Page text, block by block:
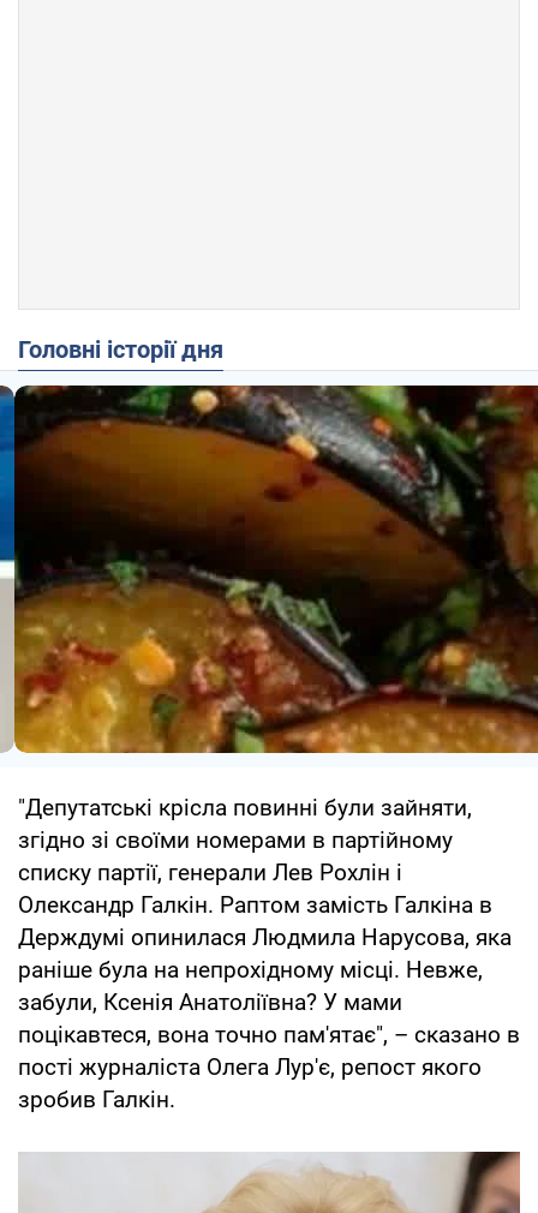
Головні історії дня
"Депутатські крісла повинні були зайняти,
згідно зі своїми номерами в партійному
списку партії, генерали Лев Рохлін і
Олександр Галкін. Раптом замість Галкіна в
Держдумі опинилася Людмила Нарусова, яка
раніше була на непрохідному місці. Невже,
забули, Ксенія Анатоліївна? У мами
поцікавтеся, вона точно пам'ятає", – сказано в
пості журналіста Олега Лур'є, репост якого
зробив Галкін.